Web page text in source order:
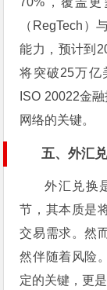
（RegTech）
能力，预计到
将突破25万亿
ISO 20022金
网络的关键。
五、外汇
外汇兑换
节，其本质是
交易需求。然
然伴随着风险
定的关键，更